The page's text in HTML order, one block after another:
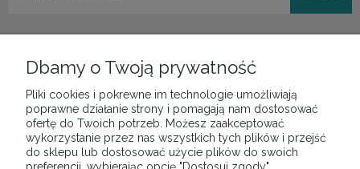
POMOC
MOJE KONTO
Dbamy o Twoją prywatność
Pliki cookies i pokrewne im technologie umożliwiają
poprawne działanie strony i pomagają nam dostosować
ofertę do Twoich potrzeb. Możesz zaakceptować
wykorzystanie przez nas wszystkich tych plików i przejść
do sklepu lub dostosować użycie plików do swoich